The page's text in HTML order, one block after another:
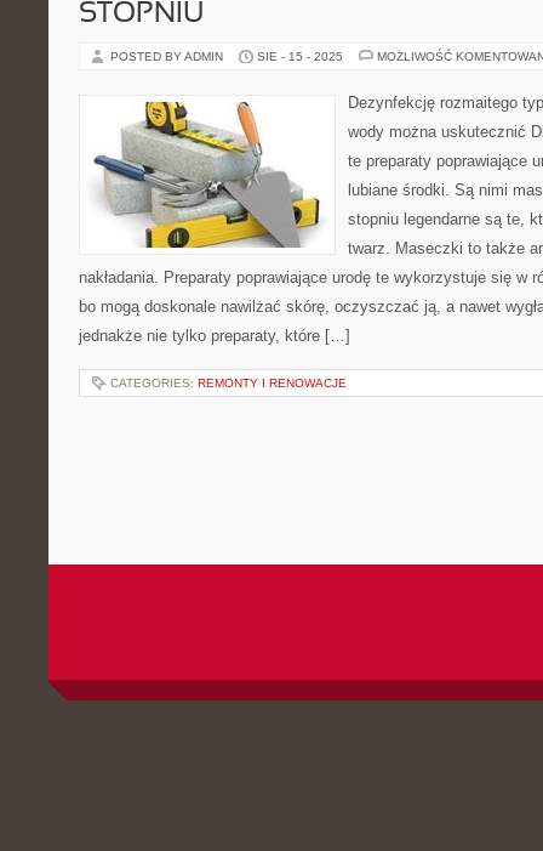
STOPNIU
POSTED BY ADMIN SIE - 15 - 2025 MOŻLIWOŚĆ
Dezynfekcję rozmaitego
wody można uskutecznić
te preparaty poprawiające
lubiane środki. Są nimi
stopniu legendarne są te,
twarz. Maseczki to także
nakładania. Preparaty poprawiające urodę te wykorzystuje się w
bo mogą doskonale nawilżać skórę, oczyszczać ją, a nawet
jednakże nie tylko preparaty, które […]
CATEGORIES: REMONTY I RENOWACJE